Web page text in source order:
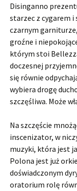
Disinganno
starzec z cygarem i
czarnym
groźne i
którym stoi
doczesnej
się równie
wybiera drogę
szczęśliwa. Może
Na szczęście
inscenizator, w
muzyki, która jest
Polona jest już
doświadczonym
oratorium rolę